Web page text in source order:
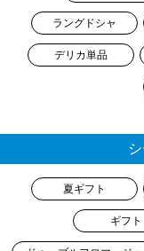
ラングドシャ
デリカ単品
夏ギフト
ギフト